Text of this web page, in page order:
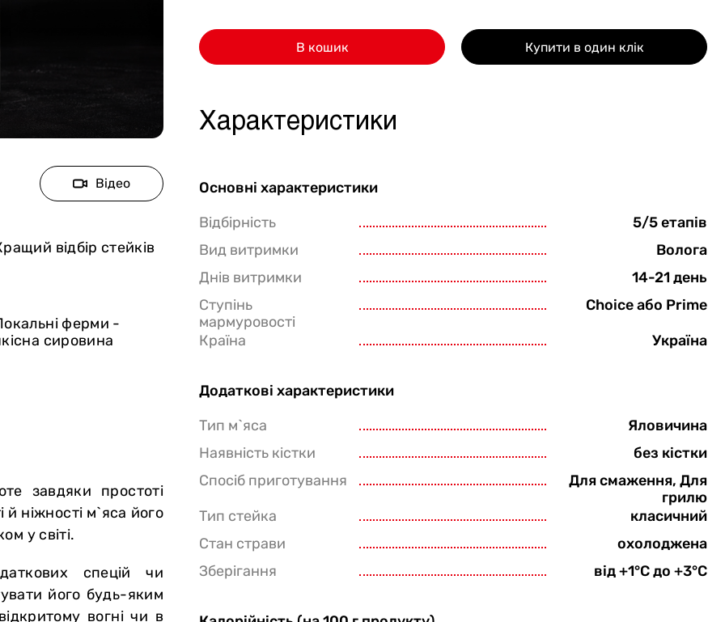
Стейки зі свинини
Стейки Спешл
Стейк бокси
В кошик Купити в один клік
Характеристики
Основні характеристики
Відбірність
5/5 етапів
Вид витримки
Волога
Днів витримки
14-21 день
Ступінь
мармуровості
Choice або Prime
Країна
Україна
Додаткові характеристики
Тип м`яса
Яловичина
Наявність кістки
без кістки
Спосіб приготування
Для смаження, Для
грилю
Тип стейка
класичний
Стан страви
охолоджена
Зберігання
від +1°С до +3°С
Відео
відбір стейків
ферми -
сировина
завдяки простоті
ніжності м`яса його
у світі.
спецій чи
його будь-яким
вогні чи в